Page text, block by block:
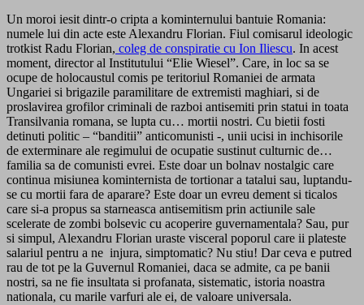
Un moroi iesit dintr-o cripta a kominternului bantuie Romania:
numele lui din acte este Alexandru Florian. Fiul comisarul ideologic
trotkist Radu Florian, coleg de conspiratie cu Ion Iliescu. In acest
moment, director al Institutului “Elie Wiesel”. Care, in loc sa se
ocupe de holocaustul comis pe teritoriul Romaniei de armata
Ungariei si brigazile paramilitare de extremisti maghiari, si de
proslavirea grofilor criminali de razboi antisemiti prin statui in toata
Transilvania romana, se lupta cu… mortii nostri. Cu bietii fosti
detinuti politic – “banditii” anticomunisti -, unii ucisi in inchisorile
de exterminare ale regimului de ocupatie sustinut culturnic de…
familia sa de comunisti evrei. Este doar un bolnav nostalgic care
continua misiunea kominternista de tortionar a tatalui sau, luptandu-
se cu mortii fara de aparare? Este doar un evreu dement si ticalos
care si-a propus sa starneasca antisemitism prin actiunile sale
scelerate de zombi bolsevic cu acoperire guvernamentala? Sau, pur
si simpul, Alexandru Florian uraste visceral poporul care ii plateste
salariul pentru a ne injura, simptomatic? Nu stiu! Dar ceva e putred
rau de tot pe la Guvernul Romaniei, daca se admite, ca pe banii
nostri, sa ne fie insultata si profanata, sistematic, istoria noastra
nationala, cu marile varfuri ale ei, de valoare universala.